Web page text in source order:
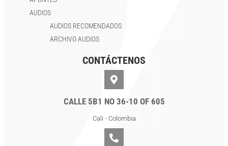
CONTÁCTENOS
CALLE 5B1 NO 36-10 OF 605
Cali - Colombia
AUDIOS
AUDIOS RECOMENDADOS
ARCHIVO AUDIOS